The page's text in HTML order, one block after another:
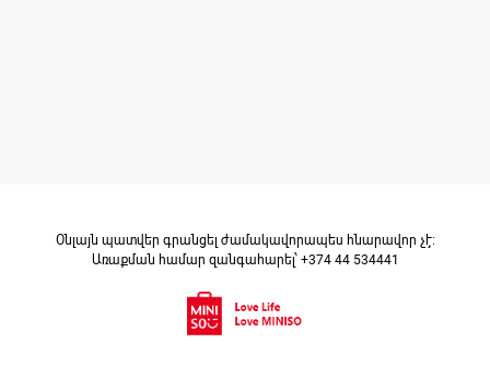
Օնլայն պատվեր գրանցել ժամակավորապես հնարավոր չէ։
Առաքման համար զանգահարել՝ +374 44 534441